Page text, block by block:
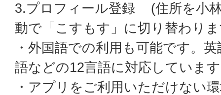
3.プロフィール登録 (住所を小
動で「こすもす」に切り替わり
・外国語での利用も可能です。
語などの12言語に対応していま
・アプリをご利用いただけない